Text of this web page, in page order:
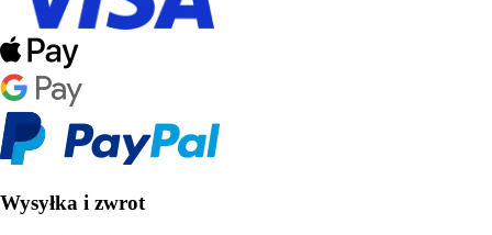
Wysyłka i zwrot